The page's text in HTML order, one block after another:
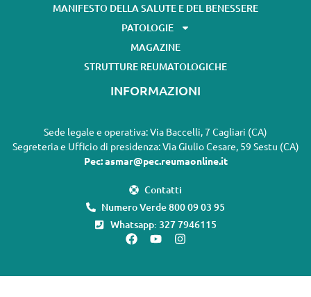
MANIFESTO DELLA SALUTE E DEL BENESSERE
PATOLOGIE
MAGAZINE
STRUTTURE REUMATOLOGICHE
INFORMAZIONI
Sede legale e operativa: Via Baccelli, 7 Cagliari (CA)
Segreteria e Ufficio di presidenza: Via Giulio Cesare, 59 Sestu (CA)
Pec: asmar@pec.reumaonline.it
Contatti
Numero Verde 800 09 03 95
Whatsapp: 327 7946115